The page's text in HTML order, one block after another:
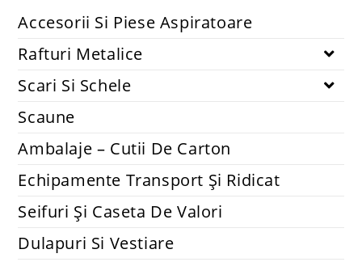
Accesorii Si Piese Aspiratoare
Rafturi Metalice
Scari Si Schele
Scaune
Ambalaje – Cutii De Carton
Echipamente Transport Și Ridicat
Seifuri Și Caseta De Valori
Dulapuri Si Vestiare